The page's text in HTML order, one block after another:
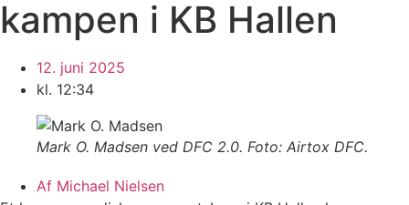
kampen i KB Hallen
12. juni 2025
kl. 12:34
Mark O. Madsen ved DFC 2.0. Foto: Airtox DFC.
Af Michael Nielsen